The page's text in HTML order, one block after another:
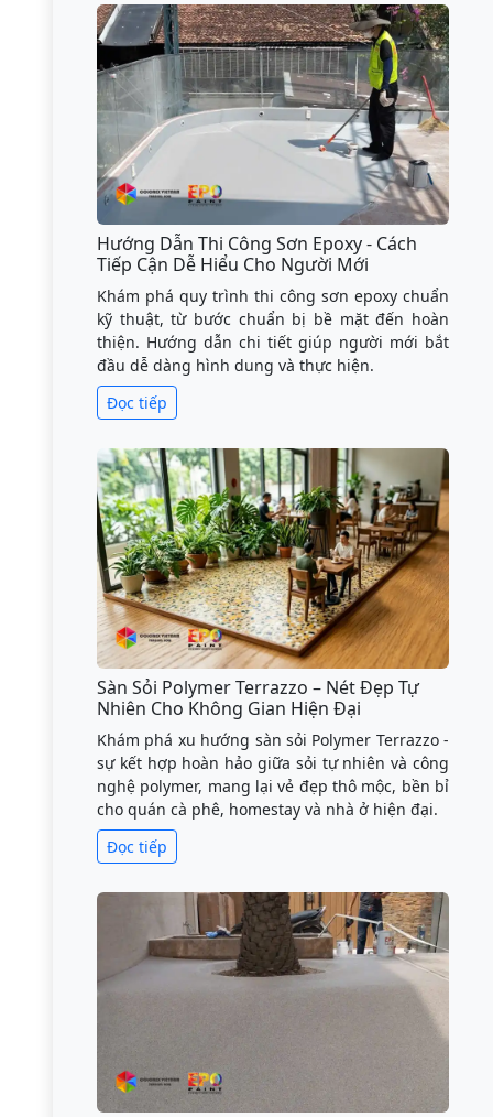
Hướng Dẫn Thi Công Sơn Epoxy - Cách
Tiếp Cận Dễ Hiểu Cho Người Mới
Khám phá quy trình thi công sơn epoxy chuẩn
kỹ thuật, từ bước chuẩn bị bề mặt đến hoàn
thiện. Hướng dẫn chi tiết giúp người mới bắt
đầu dễ dàng hình dung và thực hiện.
Đọc tiếp
Sàn Sỏi Polymer Terrazzo – Nét Đẹp Tự
Nhiên Cho Không Gian Hiện Đại
Khám phá xu hướng sàn sỏi Polymer Terrazzo -
sự kết hợp hoàn hảo giữa sỏi tự nhiên và công
nghệ polymer, mang lại vẻ đẹp thô mộc, bền bỉ
cho quán cà phê, homestay và nhà ở hiện đại.
Đọc tiếp